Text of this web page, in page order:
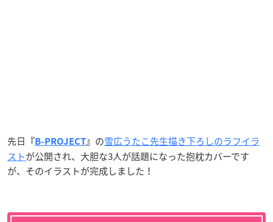
先日 『B-PROJECT 』 の雪広うたこ先生描き下ろしのラフイラ
ストが公開され、大胆な3人が話題になった抱枕カバーです
が、そのイラストが完成しました！